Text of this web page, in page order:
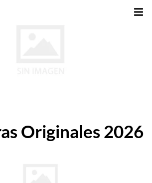
Originales 2026